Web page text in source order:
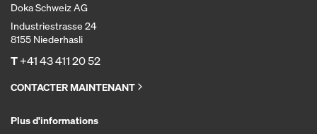
Doka Schweiz AG
Industriestrasse 24
8155 Niederhasli
T+41 43 411 20 52
CONTACTER MAINTENANT
Plus d'informations